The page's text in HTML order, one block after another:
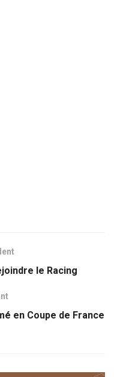
le Racing
en Coupe de France